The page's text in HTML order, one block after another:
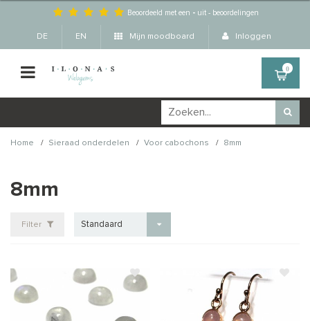
Beoordeeld met een - uit -beoordelingen
DE EN Mijn moodboard Inloggen
0
Home / Sieraad onderdelen / Voor cabochons / 8mm
8mm
Filter Standaard